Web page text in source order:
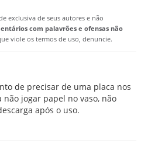
exclusiva de seus autores e não
com palavrões e ofensas não
viole os termos de uso, denuncie.
de precisar de uma placa nos
jogar papel no vaso, não
após o uso.